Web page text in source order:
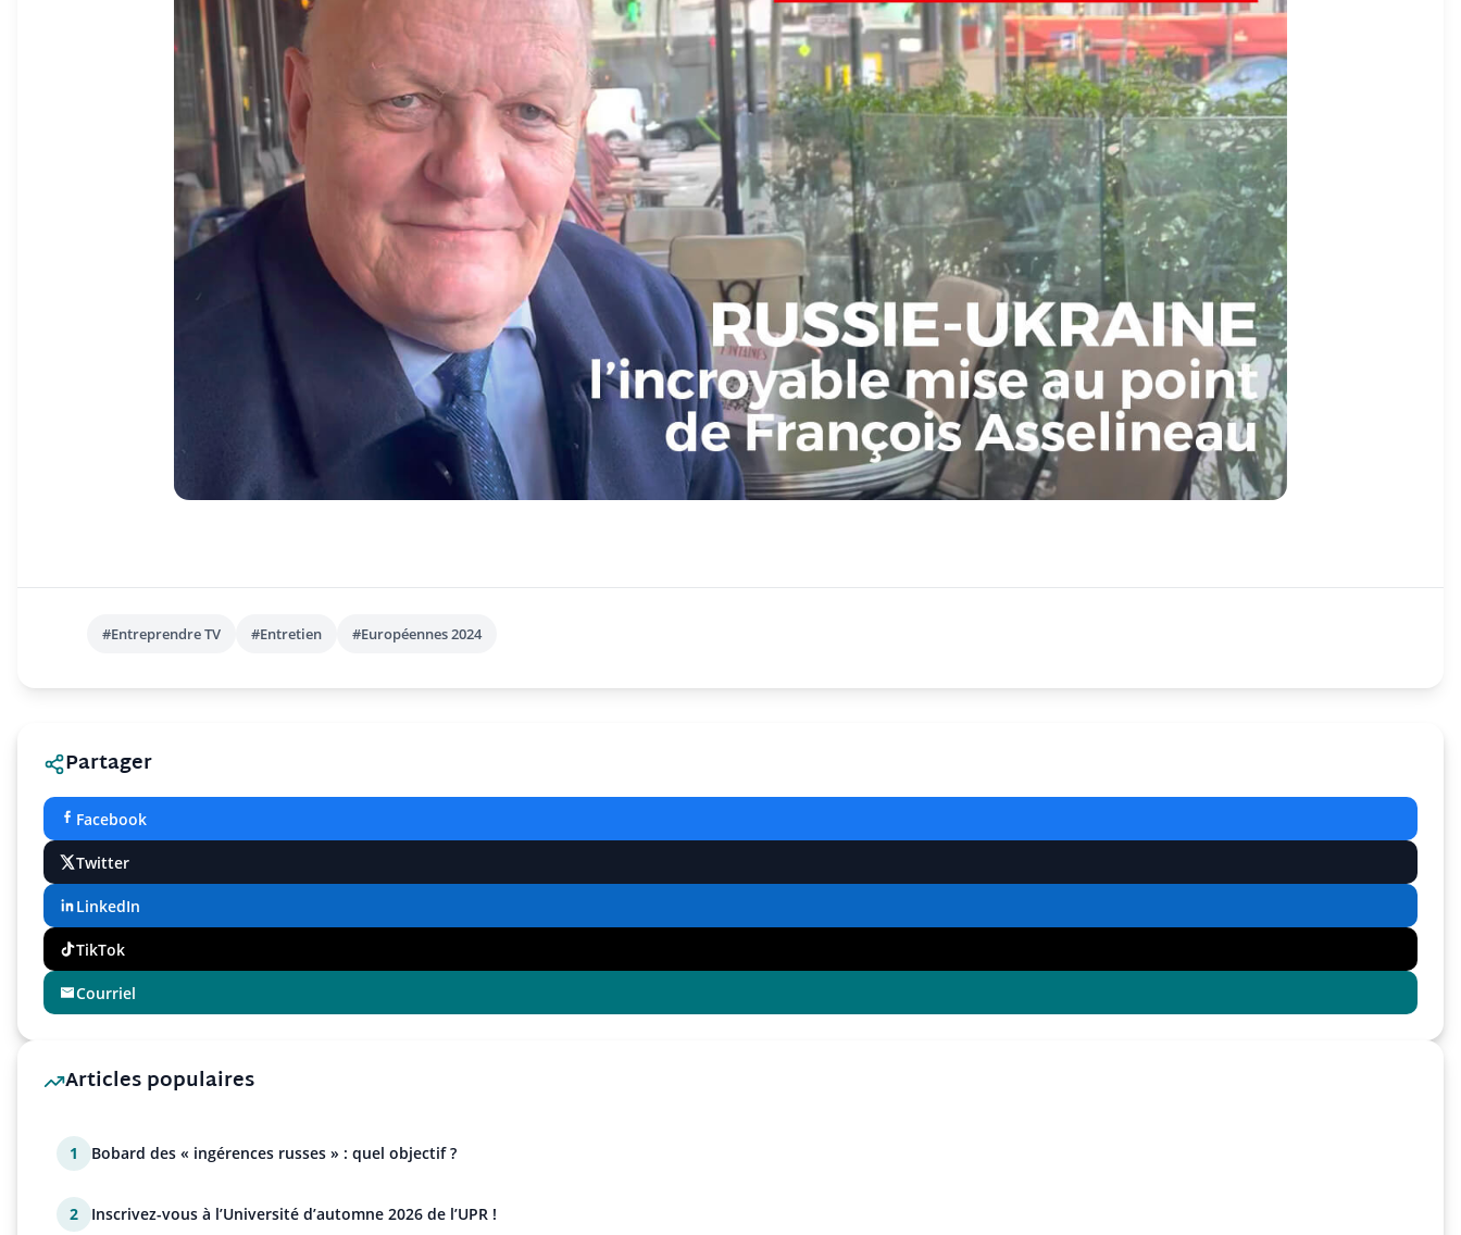
#Entreprendre TV #Entretien #Européennes 2024
Partager
Facebook
Twitter
LinkedIn
TikTok
Courriel
Articles populaires
1 Bobard des « ingérences russes » : quel objectif ?
2 Inscrivez-vous à l’Université d’automne 2026 de l’UPR !